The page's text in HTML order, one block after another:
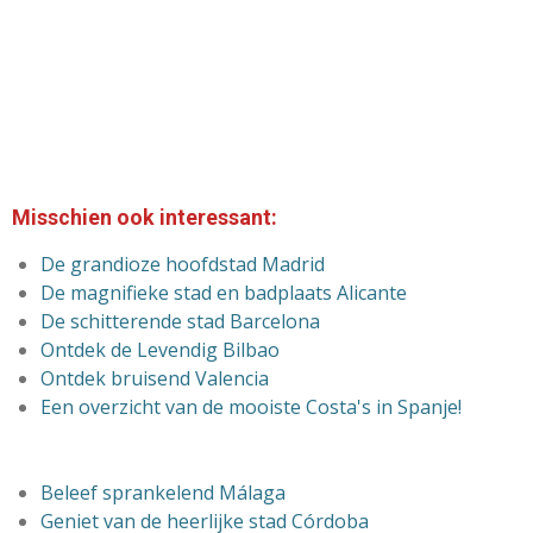
Misschien ook interessant:
De grandioze hoofdstad Madrid
De magnifieke stad en badplaats Alicante
De schitterende stad Barcelona
Ontdek de Levendig Bilbao
Ontdek bruisend Valencia
Een overzicht van de mooiste Costa's in Spanje!
Beleef sprankelend Málaga
Geniet van de heerlijke stad Córdoba